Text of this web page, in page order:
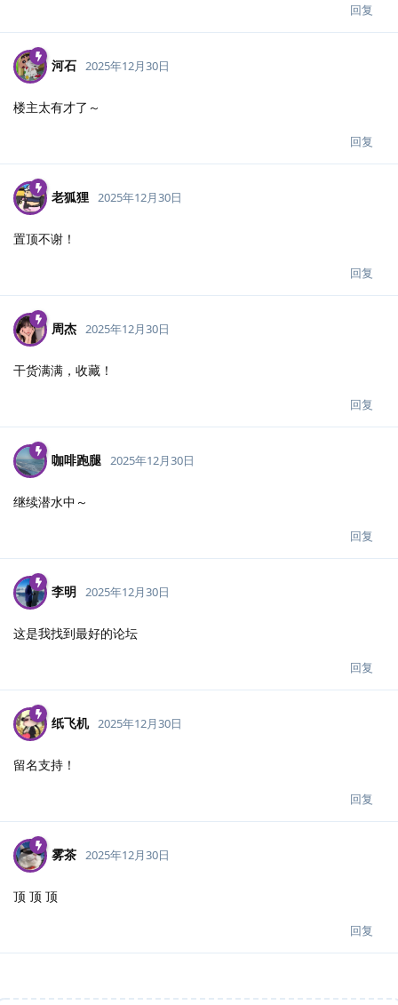
回复
河石 2025年12月30日
楼主太有才了～
回复
老狐狸 2025年12月30日
置顶不谢！
回复
周杰 2025年12月30日
干货满满，收藏！
回复
咖啡跑腿 2025年12月30日
继续潜水中～
回复
李明 2025年12月30日
这是我找到最好的论坛
回复
纸飞机 2025年12月30日
留名支持！
回复
雾茶 2025年12月30日
顶 顶 顶
回复